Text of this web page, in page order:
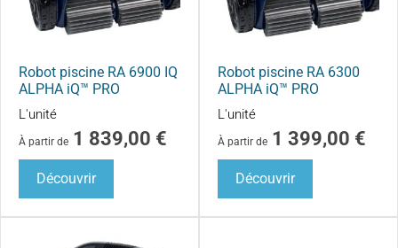
Robot piscine RA 6900 IQ
ALPHA iQ™ PRO
L'unité
À partir de 1 839,00 €
Découvrir
Robot piscine RA 6300
ALPHA iQ™ PRO
L'unité
À partir de 1 399,00 €
Découvrir